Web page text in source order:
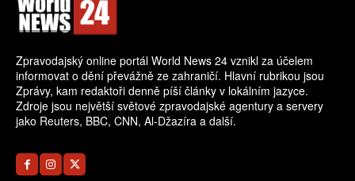
Zpravodajský online portál World News 24 vznikl za účelem
informovat o dění převážně ze zahraničí. Hlavní rubrikou jsou
Zprávy, kam redaktoři denně píší články v lokálním jazyce.
Zdroje jsou největší světové zpravodajské agentury a servery
jako Reuters, BBC, CNN, Al-Džazíra a další.